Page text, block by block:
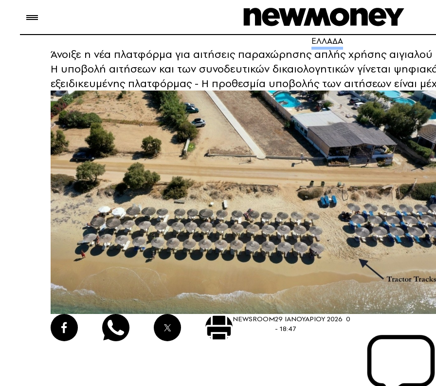
ΕΛΛΑΔΑ
Άνοιξε η νέα πλατφόρμα για αιτήσεις παραχώρησης απλής χρήσης
Η υποβολή αιτήσεων και των συνοδευτικών δικαιολογητικών γίνεται
εξειδικευμένης πλατφόρμας - Η προθεσμία υποβολής των αιτήσεων είναι
NEWSROOM29 ΙΑΝΟΥΑΡΙΟΥ 2026
- 18:47
0